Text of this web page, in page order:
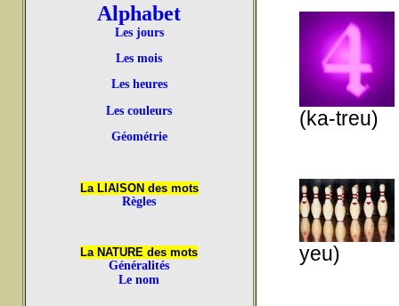
Alphabet
Les jours
Les mois
Les heures
Les couleurs
Géométrie
La LIAISON des mots
Règles
La NATURE des mots
Généralités
Le nom
(ka-treu)
yeu)